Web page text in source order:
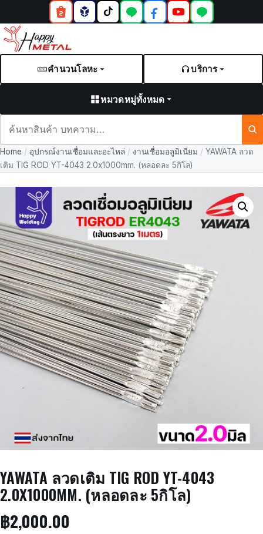
คำนวนโลหะ บริการ
หมวดหมู่ทั้งหมด
และ
บทความ
Home / อุปกรณ์งานเชื่อมและอะไหล่ / งานเชื่อมอลูมิเนียม / YAWATA ลวด
เติม TIG ROD YT-4043 2.0x1000mm. (หลอดละ 5กิโล)
YAWATA ลวดเติม TIG ROD YT-4043
2.0X1000MM. (หลอดละ 5กิโล)
฿2,000.00